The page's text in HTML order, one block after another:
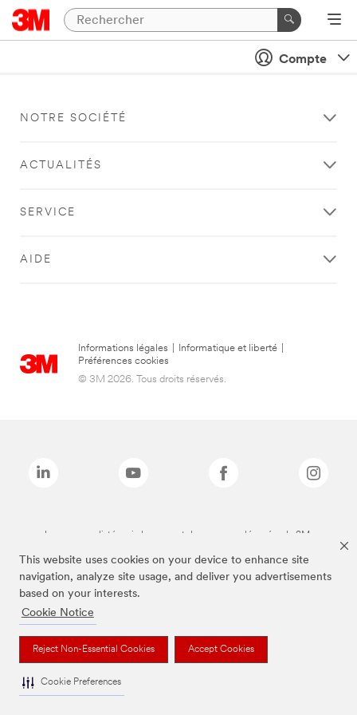
This website uses cookies on your device to enhance site
navigation, analyze site usage, and deliver you advertisements
based on your interests.
Cookie Notice
Reject Non-Essential Cookies Accept Cookies
Cookie Preferences
Compte
NOTRE SOCIÉTÉ
ACTUALITÉS
SERVICE
AIDE
Informations légales Informatique et liberté
Préférences cookies
© 3M 2026. Tous droits réservés.
Les marques listées ci-dessus sont des marques déposées de 3M.